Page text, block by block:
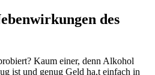
des
Kaum einer, denn Alkohol
ist und genug Geld ha,t einfach in